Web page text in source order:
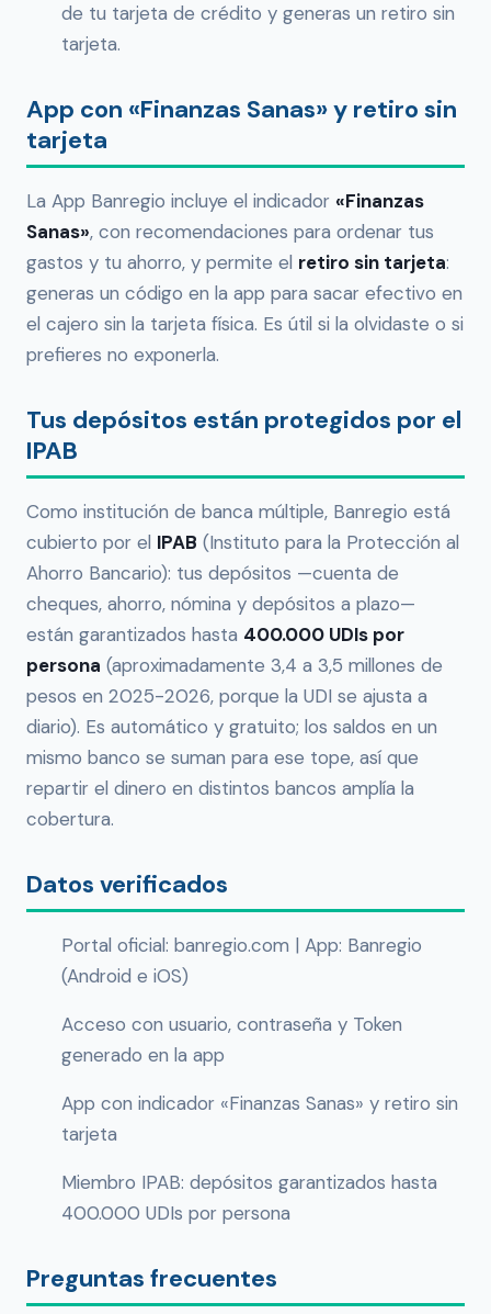
de tu tarjeta de crédito y generas un retiro sin
tarjeta.
App con «Finanzas Sanas» y retiro sin
tarjeta
La App Banregio incluye el indicador «Finanzas
Sanas», con recomendaciones para ordenar tus
gastos y tu ahorro, y permite el retiro sin tarjeta:
generas un código en la app para sacar efectivo en
el cajero sin la tarjeta física. Es útil si la olvidaste o si
prefieres no exponerla.
Tus depósitos están protegidos por el
IPAB
Como institución de banca múltiple, Banregio está
cubierto por el IPAB (Instituto para la Protección al
Ahorro Bancario): tus depósitos —cuenta de
cheques, ahorro, nómina y depósitos a plazo—
están garantizados hasta 400.000 UDIs por
persona (aproximadamente 3,4 a 3,5 millones de
pesos en 2025-2026, porque la UDI se ajusta a
diario). Es automático y gratuito; los saldos en un
mismo banco se suman para ese tope, así que
repartir el dinero en distintos bancos amplía la
cobertura.
Datos verificados
Portal oficial: banregio.com | App: Banregio
(Android e iOS)
Acceso con usuario, contraseña y Token
generado en la app
App con indicador «Finanzas Sanas» y retiro sin
tarjeta
Miembro IPAB: depósitos garantizados hasta
400.000 UDIs por persona
Preguntas frecuentes